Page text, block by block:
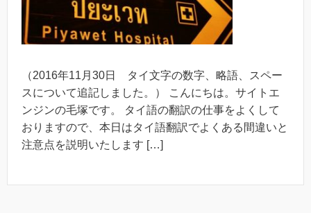
（2016年11月30日 タイ文字の数字、略語、スペー
スについて追記しました。） こんにちは。サイトエ
ンジンの毛塚です。 タイ語の翻訳の仕事をよくして
おりますので、本日はタイ語翻訳でよくある間違いと
注意点を説明いたします […]